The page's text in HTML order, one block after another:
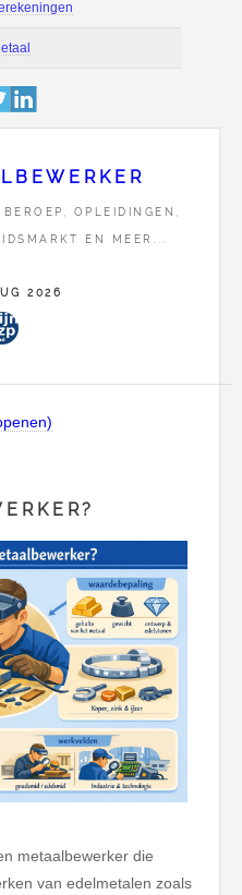
Boekhoudkundige
berekeningen
OPLEIDINGEN,
EN MEER...
2026
metaalbewerker die
van edelmetalen zoals